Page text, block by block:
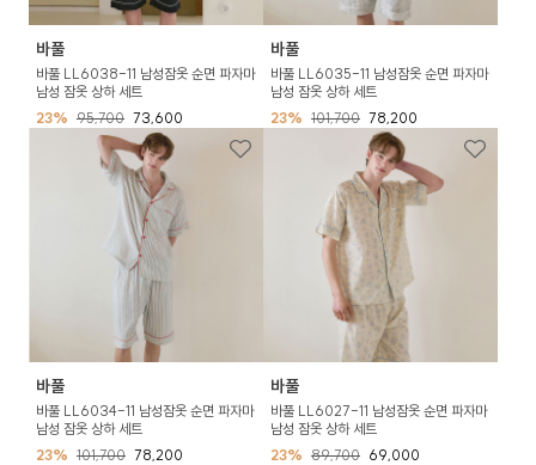
바풀
바풀 LL6038-11 남성잠옷 순면 파자마
남성 잠옷 상하 세트
23% 95,700 73,600
바풀
바풀 LL6035-11 남성잠옷 순면 파자마
남성 잠옷 상하 세트
23% 101,700 78,200
바풀
바풀 LL6034-11 남성잠옷 순면 파자마
남성 잠옷 상하 세트
23% 101,700 78,200
바풀
바풀 LL6027-11 남성잠옷 순면 파자마
남성 잠옷 상하 세트
23% 89,700 69,000